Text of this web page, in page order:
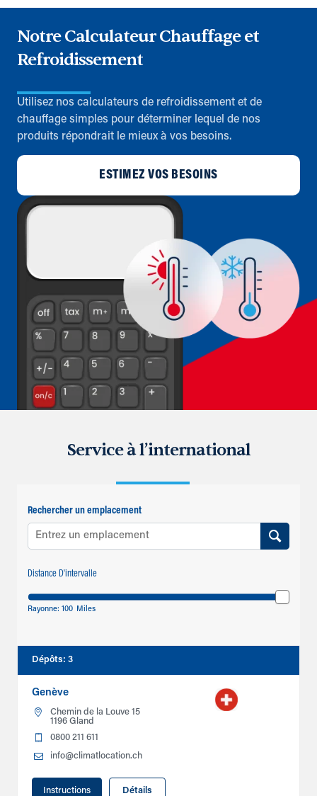
Notre Calculateur Chauffage et
Refroidissement
Utilisez nos calculateurs de refroidissement et de
chauffage simples pour déterminer lequel de nos
produits répondrait le mieux à vos besoins.
ESTIMEZ VOS BESOINS
Service à l’international
Rechercher un emplacement
Distance D'intervalle
Rayonne: 100 Miles
Dépôts: 3
Genève
Chemin de la Louve 15
1196 Gland
0800 211 611
info@climatlocation.ch
Instructions Détails